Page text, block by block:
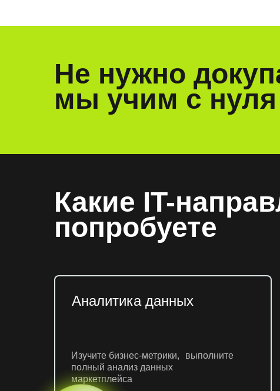
Не нужно
мы учим с
Какие IT-
попробуете
Аналитика данных
Изучите бизнес-метрики, выполните
полный анализ данных
маркетплейса